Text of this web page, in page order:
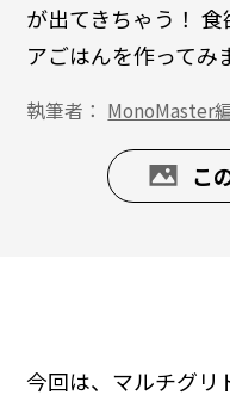
が出てきちゃう！
アごはんを作ってみ
執筆者： MonoMaster
こ
今回は、マルチグリ